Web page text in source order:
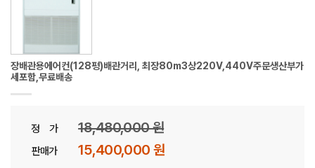
장배관용에어컨(128평)배관거리, 최장80m3상220V,440V주문생산부가
세포함,무료배송
정 가 18,480,000 원
판매가 15,400,000 원